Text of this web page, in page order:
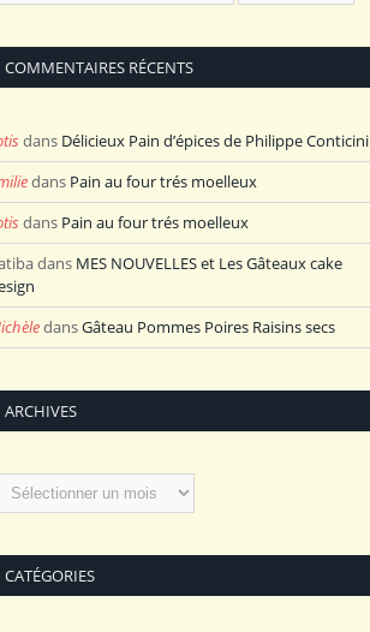
COMMENTAIRES RÉCENTS
dans Délicieux Pain d’épices de Philippe Conticini
dans Pain au four trés moelleux
dans Pain au four trés moelleux
dans MES NOUVELLES et Les Gâteaux cake
dansGâteau Pommes Poires Raisins secs
ARCHIVES
CATÉGORIES